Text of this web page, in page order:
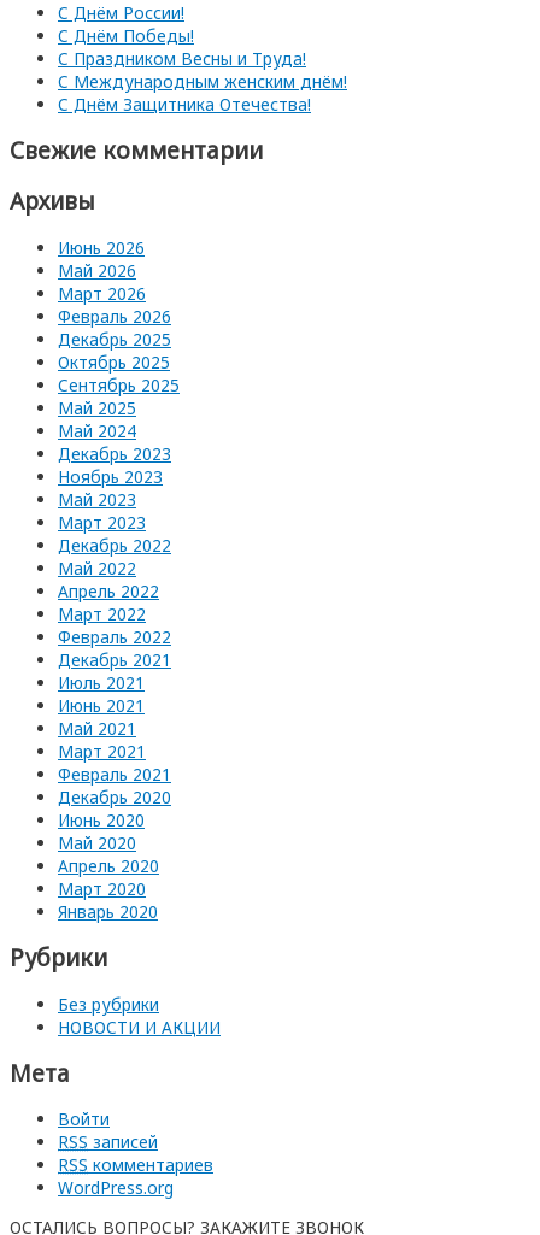
С Днём России!
С Днём Победы!
С Праздником Весны и Труда!
С Международным женским днём!
С Днём Защитника Отечества!
Свежие комментарии
Архивы
Июнь 2026
Май 2026
Март 2026
Февраль 2026
Декабрь 2025
Октябрь 2025
Сентябрь 2025
Май 2025
Май 2024
Декабрь 2023
Ноябрь 2023
Май 2023
Март 2023
Декабрь 2022
Май 2022
Апрель 2022
Март 2022
Февраль 2022
Декабрь 2021
Июль 2021
Июнь 2021
Май 2021
Март 2021
Февраль 2021
Декабрь 2020
Июнь 2020
Май 2020
Апрель 2020
Март 2020
Январь 2020
Рубрики
Без рубрики
НОВОСТИ И АКЦИИ
Мета
Войти
RSS записей
RSS комментариев
WordPress.org
ОСТАЛИСЬ ВОПРОСЫ? ЗАКАЖИТЕ ЗВОНОК